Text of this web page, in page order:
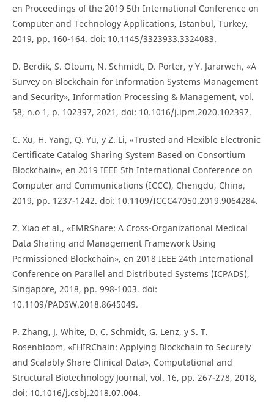
en Proceedings of the 2019 5th International Conference on
Computer and Technology Applications, Istanbul, Turkey,
2019, pp. 160-164. doi: 10.1145/3323933.3324083.
D. Berdik, S. Otoum, N. Schmidt, D. Porter, y Y. Jararweh, «A
Survey on Blockchain for Information Systems Management
and Security», Information Processing & Management, vol.
58, n.o 1, p. 102397, 2021, doi: 10.1016/j.ipm.2020.102397.
C. Xu, H. Yang, Q. Yu, y Z. Li, «Trusted and Flexible Electronic
Certificate Catalog Sharing System Based on Consortium
Blockchain», en 2019 IEEE 5th International Conference on
Computer and Communications (ICCC), Chengdu, China,
2019, pp. 1237-1242. doi: 10.1109/ICCC47050.2019.9064284.
Z. Xiao et al., «EMRShare: A Cross-Organizational Medical
Data Sharing and Management Framework Using
Permissioned Blockchain», en 2018 IEEE 24th International
Conference on Parallel and Distributed Systems (ICPADS),
Singapore, 2018, pp. 998-1003. doi:
10.1109/PADSW.2018.8645049.
P. Zhang, J. White, D. C. Schmidt, G. Lenz, y S. T.
Rosenbloom, «FHIRChain: Applying Blockchain to Securely
and Scalably Share Clinical Data», Computational and
Structural Biotechnology Journal, vol. 16, pp. 267-278, 2018,
doi: 10.1016/j.csbj.2018.07.004.